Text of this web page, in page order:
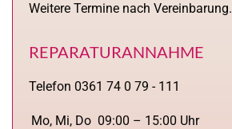
Weitere Termine nach Vereinbarung.
REPARATURANNAHME
Telefon 0361 74 0 79 - 111
Mo, Mi, Do 09:00 – 15:00 Uhr